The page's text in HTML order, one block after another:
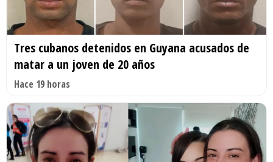
Tres cubanos detenidos en Guyana acusados de
matar a un joven de 20 años
Hace 19 horas